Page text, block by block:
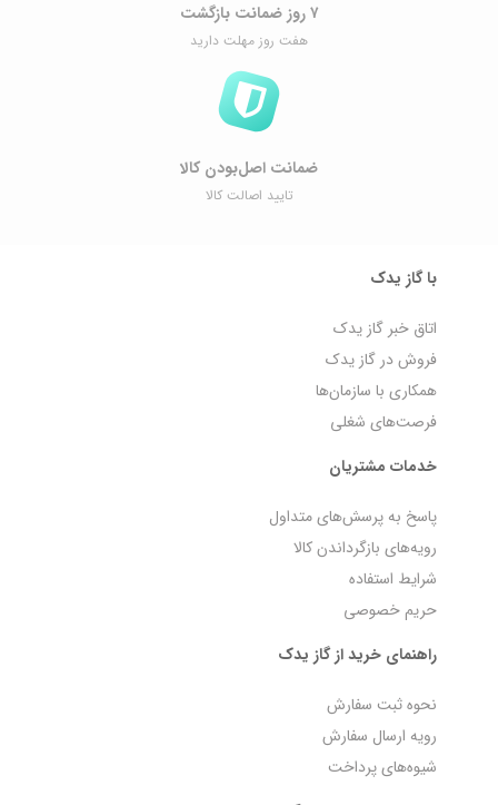
۷ روز ضمانت بازگشت
هفت روز مهلت دارید
ضمانت اصل‌بودن کالا
تایید اصالت کالا
با گاز یدک
اتاق خبر گاز یدک
فروش در گاز یدک
همکاری با سازمان‌ها
فرصت‌های شغلی
خدمات مشتریان
پاسخ به پرسش‌های متداول
رویه‌های بازگرداندن کالا
شرایط استفاده
حریم خصوصی
راهنمای خرید از گاز یدک
نحوه ثبت سفارش
رویه ارسال سفارش
شیوه‌های پرداخت